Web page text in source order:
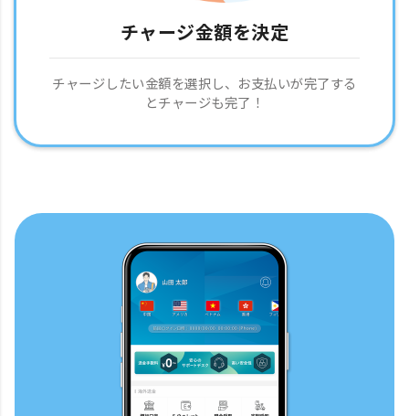
チャージ金額を決定
チャージしたい金額を選択し、お支払いが完了する
とチャージも完了！